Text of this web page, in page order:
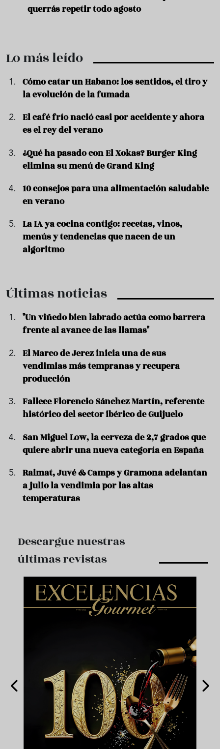
querrás repetir todo agosto
Lo más leído
Cómo catar un Habano: los sentidos, el tiro y
la evolución de la fumada
El café frío nació casi por accidente y ahora
es el rey del verano
¿Qué ha pasado con El Xokas? Burger King
elimina su menú de Grand King
10 consejos para una alimentación saludable
en verano
La IA ya cocina contigo: recetas, vinos,
menús y tendencias que nacen de un
algoritmo
Últimas noticias
"Un viñedo bien labrado actúa como barrera
frente al avance de las llamas"
El Marco de Jerez inicia una de sus
vendimias más tempranas y recupera
producción
Fallece Florencio Sánchez Martín, referente
histórico del sector ibérico de Guijuelo
San Miguel Low, la cerveza de 2,7 grados que
quiere abrir una nueva categoría en España
Raimat, Juvé & Camps y Gramona adelantan
a julio la vendimia por las altas
temperaturas
Descargue nuestras
últimas revistas